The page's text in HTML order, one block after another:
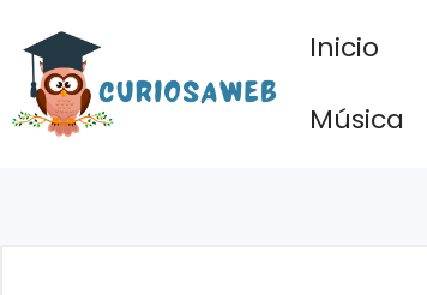
contenido
Inicio
Música